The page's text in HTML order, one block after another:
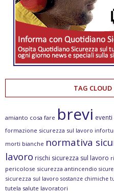
TAG CLOUD
amianto cosa fare brevi
formazione sicurezza sul lavoro
morti bianche normativa
lavoro rischi sicurezza sul lavoro
pericolose sicurezza antincendio
sicurezza sul lavoro sostanze chimiche
tutela salute lavoratori